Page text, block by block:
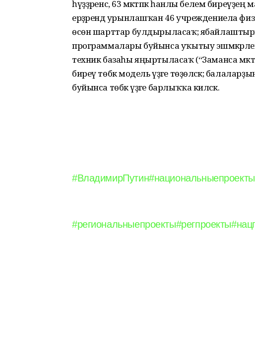
һүҙҙәренсә, 63 мәктәпкә һанлы белем
ерҙәрендә урынлашҡан 46 учреждениела
өсөн шарттар булдырыласаҡ;
программалары буйынса уҡытыу
техник базаһы яңыртыласаҡ (“Заманса
биреү төбәк модель үҙәге төҙөләсәк;
буйынса төбәк үҙәге барлыҡҡа киләсәк.
#ВладимирПутин#национальныепроекты
#региональныепроекты#регпроекты